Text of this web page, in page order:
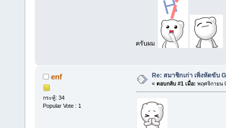
ครับผม
enf
กระทู้: 34
Popular Vote : 1
Re: สมาชิกเก่า เพิ่งหัดขับ
« ตอบกลับ #1 เมื่อ: พฤศจิกายน